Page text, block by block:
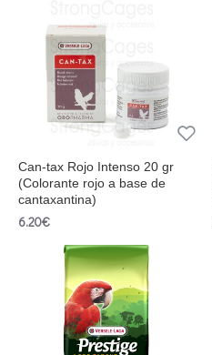
Can-tax Rojo Intenso 20 gr
(Colorante rojo a base de
cantaxantina)
6.20€